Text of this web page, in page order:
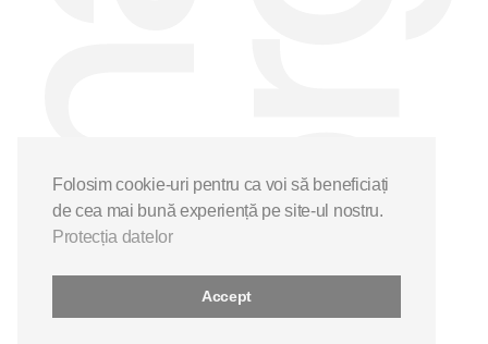
Folosim cookie-uri pentru ca voi să beneficiați
de cea mai bună experiență pe site-ul nostru.
Protecția datelor
Accept